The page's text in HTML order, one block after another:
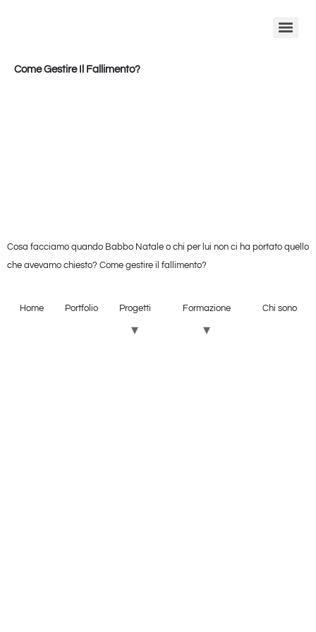
Come Gestire Il Fallimento?
Cosa facciamo quando Babbo Natale o chi per lui non ci ha portato quello
che avevamo chiesto? Come gestire il fallimento?
Home Portfolio Progetti Formazione Chi sono